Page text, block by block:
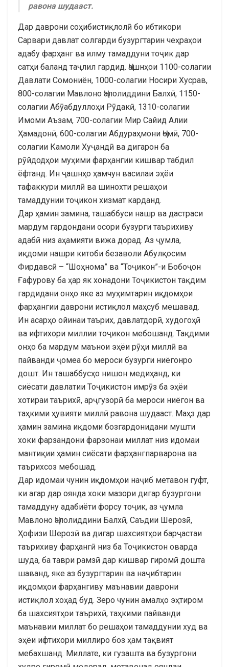
равона шудааст.
Дар даврони соҳибистиқлолӣ бо ибтикори
Сарвари давлат солгарди бузургтарин чеҳраҳои
адабу фарҳанг ва илму тамаддуни тоҷик дар
сатҳи баланд таҷлил гардид. Ҷашнҳои 1100-солагии
Давлати Сомониён, 1000-солагии Носири Хусрав,
800-солагии Мавлоно Ҷалолиддини Балхӣ, 1150-
солагии Абӯабдуллоҳи Рӯдакӣ, 1310-солагии
Имоми Аъзам, 700-солагии Мир Сайид Алии
Ҳамадонӣ, 600-солагии Абдураҳмони Ҷомӣ, 700-
солагии Камоли Хуҷандӣ ва дигарон ба
рӯйдодҳои муҳими фарҳангии кишвар табдил
ёфтанд. Ин ҷашнҳо ҳамчун василаи эҳёи
тафаккури миллӣ ва шинохти решаҳои
тамаддунии тоҷикон хизмат карданд.
Дар ҳамин замина, ташаббуси нашр ва дастраси
мардум гардондани осори бузурги таърихиву
адабӣ низ аҳамияти вижа дорад. Аз ҷумла,
иқдоми нашри китоби безаволи Абулқосим
Фирдавсӣ – “Шоҳнома” ва “Тоҷикон”-и Бобоҷон
Ғафурову ба ҳар як хонадони Тоҷикистон тақдим
гардидани онҳо яке аз муҳимтарин иқдомҳои
фарҳангии даврони истиқлол маҳсуб мешавад.
Ин асарҳо ойинаи таърих, давлатдорӣ, худогоҳӣ
ва ифтихори миллии тоҷикон мебошанд. Тақдими
онҳо ба мардум маънои эҳёи рӯҳи миллӣ ва
пайванди ҷомеа бо мероси бузурги ниёгонро
дошт. Ин ташаббусҳо нишон медиҳанд, ки
сиёсати давлатии Тоҷикистон имрӯз ба эҳёи
хотираи таърихӣ, арҷгузорӣ ба мероси ниёгон ва
таҳкими ҳувияти миллӣ равона шудааст. Маҳз дар
ҳамин замина иқдоми бозгардонидани мушти
хоки фарзандони фарзонаи миллат низ идомаи
мантиқии ҳамин сиёсати фарҳангпарварона ва
таърихсоз мебошад.
Дар идомаи чунин иқдомҳои наҷиб метавон гуфт,
ки агар дар оянда хоки мазори дигар бузургони
тамаддуну адабиёти форсу тоҷик, аз ҷумла
Мавлоно Ҷалолиддини Балхӣ, Саъдии Шерозӣ,
Ҳофизи Шерозӣ ва дигар шахсиятҳои барҷастаи
таърихиву фарҳангӣ низ ба Тоҷикистон оварда
шуда, ба таври рамзӣ дар кишвар гиромӣ дошта
шаванд, яке аз бузургтарин ва наҷибтарин
иқдомҳои фарҳангиву маънавии даврони
истиқлол хоҳад буд. Зеро чунин амалҳо эҳтиром
ба шахсиятҳои таърихӣ, таҳкими пайванди
маънавии миллат бо решаҳои тамаддунии худ ва
эҳёи ифтихори миллиро боз ҳам тақвият
мебахшанд. Миллате, ки гузашта ва бузургони